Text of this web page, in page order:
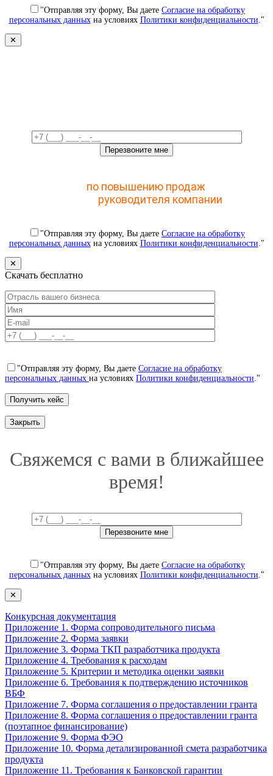
"Отправляя эту форму, Вы даете Согласие на обработку
персональных данныхна условиях Политики конфиденциальности ."
✕
по повышению продаж
руководителя компании
"Отправляя эту форму, Вы даете Согласие на обработку
персональных данныхна условиях Политики конфиденциальности ."
✕
Скачать бесплатно
"Отправляя эту форму, Вы даете Согласие на обработку
персональных данных на условиях Политики конфиденциальности ."
Закрыть
Свяжемся с вами в ближайшее
время!
"Отправляя эту форму, Вы даете Согласие на обработку
персональных данныхна условиях Политики конфиденциальности ."
✕
Конкурсная документация
Приложение 1. Форма сопроводительного письма
Приложение 2. Форма заявки
Приложение 3. Форма ТКП разработчика продукта
Приложение 4. Требования к расходам
Приложение 5. Критерии и методика оценки заявки
Приложение 6. Требования к подтверждению источников
ВБФ
Приложение 7. Форма соглашения о предоставлении гранта
Приложение 8. Форма соглашения о предоставлении гранта
(поэтапное финансирование)
Приложение 9. Форма ФЭО
Приложение 10. Форма детализированной смета разработчика
продукта
Приложение 11. Требования к Банковской гарантии